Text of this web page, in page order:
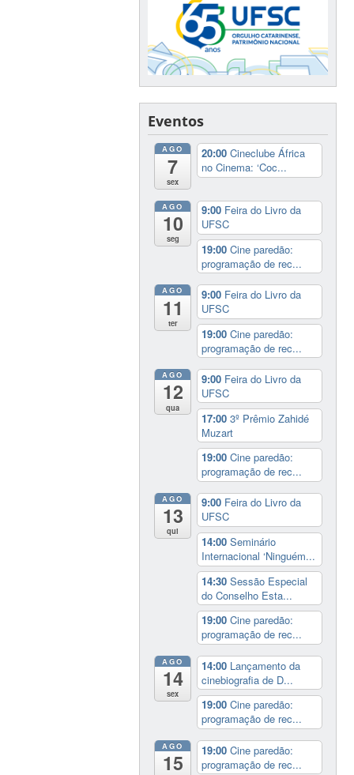
Eventos
AGO
7
sex
20:00Cineclube África
no Cinema: ‘Coc...
AGO
10
seg
9:00 Feira do Livro da
UFSC
19:00Cine paredão:
programação de rec...
AGO
11
ter
9:00 Feira do Livro da
UFSC
19:00Cine paredão:
programação de rec...
AGO
12
qua
9:00 Feira do Livro da
UFSC
17:003º Prêmio Zahidé
Muzart
19:00Cine paredão:
programação de rec...
AGO
13
qui
9:00 Feira do Livro da
UFSC
14:00Seminário
Internacional ‘Ninguém...
14:30Sessão Especial
do Conselho Esta...
19:00Cine paredão:
programação de rec...
AGO
14
sex
14:00 Lançamento da
cinebiografia de D...
19:00Cine paredão:
programação de rec...
AGO
15
19:00Cine paredão:
programação de rec...